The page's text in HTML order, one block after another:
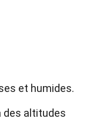
et humides.
des altitudes